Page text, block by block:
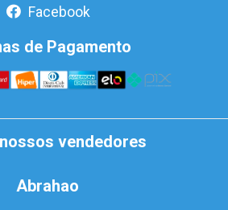
Facebook
de Pagamento
vendedores
Abrahao